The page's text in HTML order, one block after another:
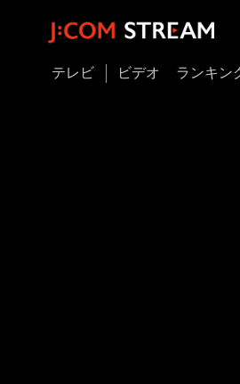
テレビ ビデオ ランキン